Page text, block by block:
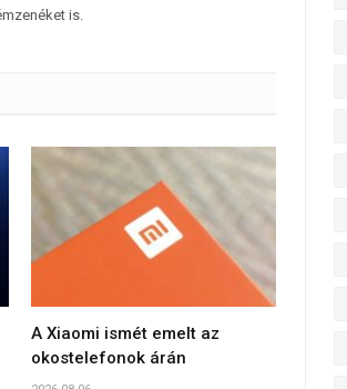
is.
A Xiaomi ismét emelt az
okostelefonok árán